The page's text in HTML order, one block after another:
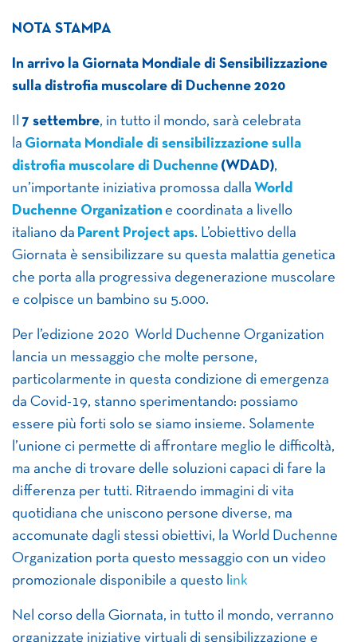
NOTA STAMPA
In arrivo la Giornata Mondiale di Sensibilizzazione
sulla distrofia muscolare di Duchenne 2020
7 settembre, in tutto il mondo, sarà celebrata
la Giornata Mondiale di sensibilizzazione sulla
distrofia muscolare di Duchenne (WDAD),
un’importante iniziativa promossa dalla World
Duchenne Organization e coordinata a livello
italiano da Parent Project aps. L’obiettivo della
Giornata è sensibilizzare su questa malattia genetica
che porta alla progressiva degenerazione muscolare
e colpisce un bambino su 5.000.
Per l’edizione 2020 World Duchenne Organization
lancia un messaggio che molte persone,
particolarmente in questa condizione di emergenza
da Covid-19, stanno sperimentando: possiamo
essere più forti solo se siamo insieme. Solamente
l’unione ci permette di affrontare meglio le difficoltà,
ma anche di trovare delle soluzioni capaci di fare la
differenza per tutti. Ritraendo immagini di vita
quotidiana che uniscono persone diverse, ma
accomunate dagli stessi obiettivi, la World Duchenne
Organization porta questo messaggio con un video
promozionale disponibile a questo l ink
Nel corso della Giornata, in tutto il mondo, verranno
organizzate iniziative virtuali di sensibilizzazione e